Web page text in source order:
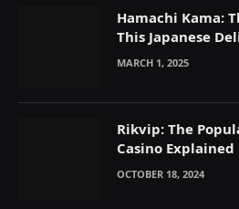
Hamachi Kama:
This Japanese
MARCH 1, 2025
Rikvip: The
Casino Explained
OCTOBER 18, 2024